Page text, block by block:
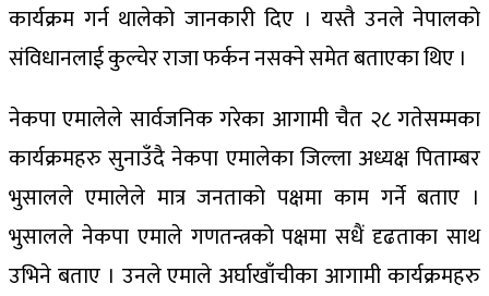
कार्यक्रम गर्न थालेको जानकारी दिए । यस्तै उनले नेपालको
संविधानलाई कुल्चेर राजा फर्कन नसक्ने समेत बताएका थिए ।
नेकपा एमालेले सार्वजनिक गरेका आगामी चैत २८ गतेसम्मका
कार्यक्रमहरु सुनाउँदै नेकपा एमालेका जिल्ला अध्यक्ष पिताम्बर
भुसालले एमालेले मात्र जनताको पक्षमा काम गर्ने बताए ।
भुसालले नेकपा एमाले गणतन्त्रको पक्षमा सधैं दृढताका साथ
उभिने बताए । उनले एमाले अर्घाखाँचीका आगामी कार्यक्रमहरु